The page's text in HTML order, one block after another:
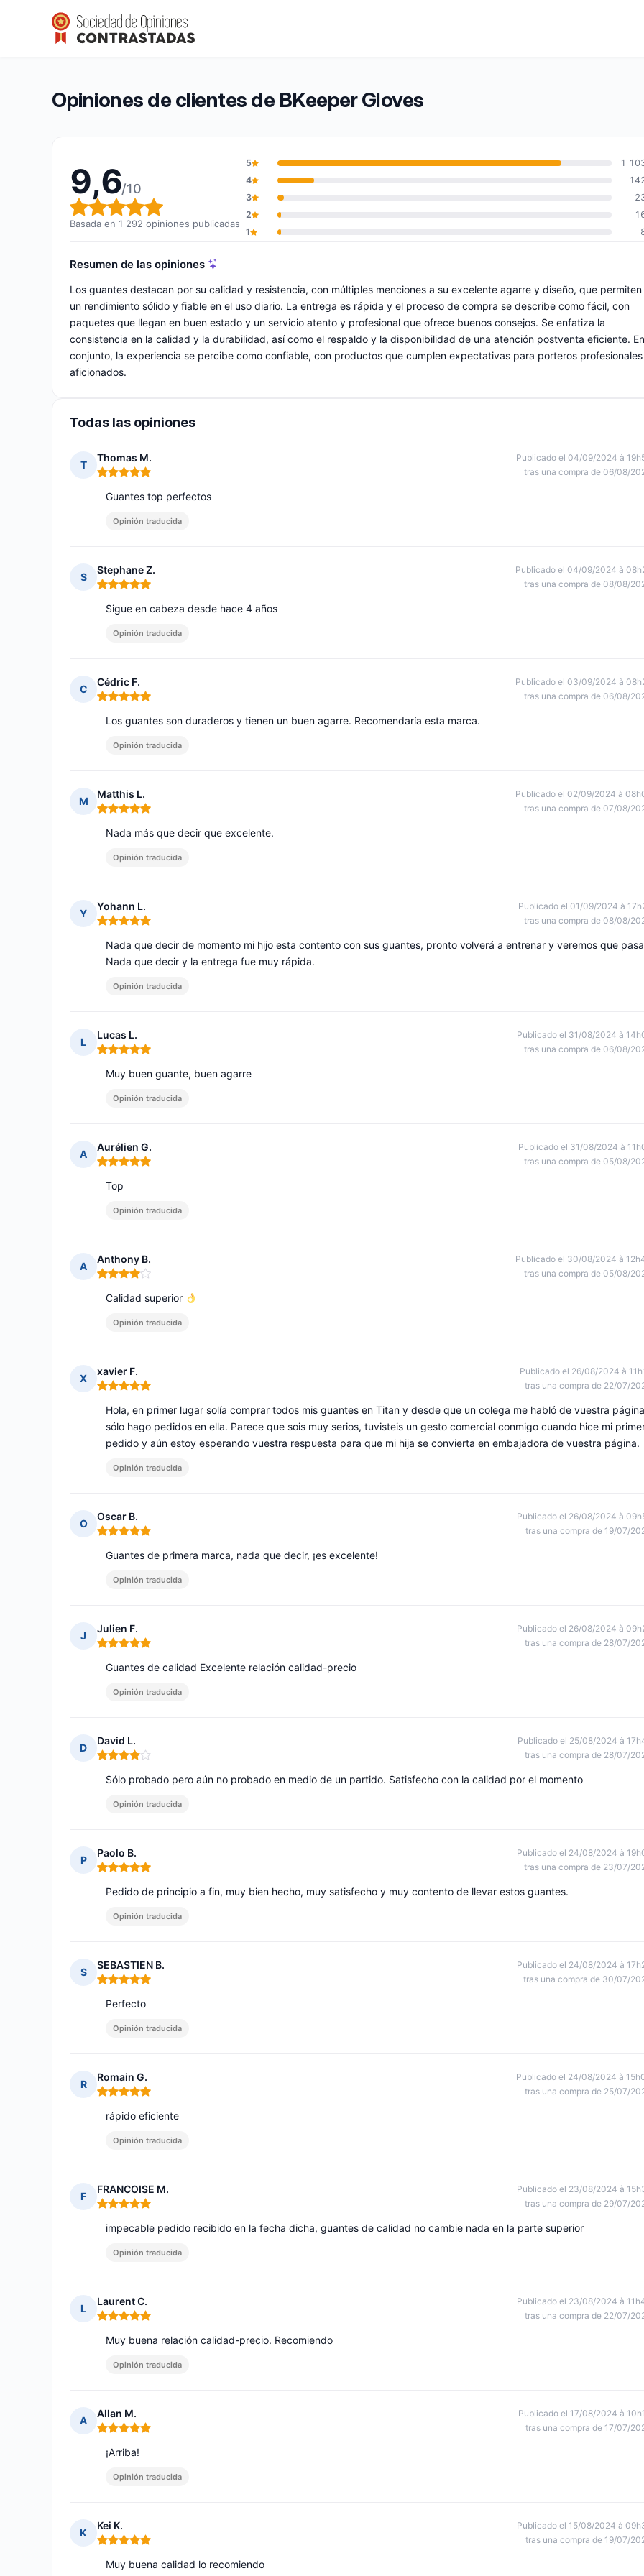
BKeeper Gloves
Calificación global: 9,6 de 10
9,6/10(1 292 opiniones)
Opiniones de clientes de BKeeper Gloves
9,6/10
Calificación global: 9,6 de 10
Basada en 1 292 opiniones publicadas
5
1
4
3
2
1
Resumen de las opiniones
Los guantes destacan por su calidad y resistencia, con múltiples menciones a su excelente agarre y diseño, que permiten
un rendimiento sólido y fiable en el uso diario. La entrega es rápida y el proceso de compra se describe como fácil, con
paquetes que llegan en buen estado y un servicio atento y profesional que ofrece buenos consejos. Se enfatiza la
consistencia en la calidad y la durabilidad, así como el respaldo y la disponibilidad de una atención postventa eficiente. En
conjunto, la experiencia se percibe como confiable, con productos que cumplen expectativas para porteros
aficionados.
Todas las opiniones
T
Thomas M.
Nota: 5 de 5
Publicado el 04/09/2024 à
tras una compra de 06/08/
Guantes top perfectos
Opinión traducida
S
Stephane Z.
Nota: 5 de 5
Publicado el 04/09/2024 à
tras una compra de 08/08/
Sigue en cabeza desde hace 4 años
Opinión traducida
C
Cédric F.
Nota: 5 de 5
Publicado el 03/09/2024 à
tras una compra de 06/08/
Los guantes son duraderos y tienen un buen agarre. Recomendaría esta marca.
Opinión traducida
M
Matthis L.
Nota: 5 de 5
Publicado el 02/09/2024 à
tras una compra de 07/08/
Nada más que decir que excelente.
Opinión traducida
Y
Yohann L.
Nota: 5 de 5
Publicado el 01/09/2024 à
tras una compra de 08/08/
Nada que decir de momento mi hijo esta contento con sus guantes, pronto volverá a entrenar y veremos que
Nada que decir y la entrega fue muy rápida.
Opinión traducida
L
Lucas L.
Nota: 5 de 5
Publicado el 31/08/2024 à
tras una compra de 06/08/
Muy buen guante, buen agarre
Opinión traducida
A
Aurélien G.
Nota: 5 de 5
Publicado el 31/08/2024 à
tras una compra de 05/08/
Top
Opinión traducida
A
Anthony B.
Nota: 4 de 5
Publicado el 30/08/2024 à
tras una compra de 05/08/
Calidad superior
Opinión traducida
X
xavier F.
Nota: 5 de 5
Publicado el 26/08/2024 à
tras una compra de 22/07/
Hola, en primer lugar solía comprar todos mis guantes en Titan y desde que un colega me habló de vuestra página
sólo hago pedidos en ella. Parece que sois muy serios, tuvisteis un gesto comercial conmigo cuando hice mi
pedido y aún estoy esperando vuestra respuesta para que mi hija se convierta en embajadora de vuestra página.
Opinión traducida
O
Oscar B.
Nota: 5 de 5
Publicado el 26/08/2024 à
tras una compra de 19/07/
Guantes de primera marca, nada que decir, ¡es excelente!
Opinión traducida
J
Julien F.
Nota: 5 de 5
Publicado el 26/08/2024 à
tras una compra de 28/07/
Guantes de calidad Excelente relación calidad-precio
Opinión traducida
D
David L.
Nota: 4 de 5
Publicado el 25/08/2024 à
tras una compra de 28/07/
Sólo probado pero aún no probado en medio de un partido. Satisfecho con la calidad por el momento
Opinión traducida
P
Paolo B.
Nota: 5 de 5
Publicado el 24/08/2024 à
tras una compra de 23/07/
Pedido de principio a fin, muy bien hecho, muy satisfecho y muy contento de llevar estos guantes.
Opinión traducida
S
SEBASTIEN B.
Nota: 5 de 5
Publicado el 24/08/2024 à
tras una compra de 30/07/
Perfecto
Opinión traducida
R
Romain G.
Nota: 5 de 5
Publicado el 24/08/2024 à
tras una compra de 25/07/
rápido eficiente
Opinión traducida
F
FRANCOISE M.
Nota: 5 de 5
Publicado el 23/08/2024 à
tras una compra de 29/07/
impecable pedido recibido en la fecha dicha, guantes de calidad no cambie nada en la parte superior
Opinión traducida
L
Laurent C.
Nota: 5 de 5
Publicado el 23/08/2024 à
tras una compra de 22/07/
Muy buena relación calidad-precio. Recomiendo
Opinión traducida
A
Allan M.
Nota: 5 de 5
Publicado el 17/08/2024 à
tras una compra de 17/07/
¡Arriba!
Opinión traducida
K
Kei K.
Nota: 5 de 5
Publicado el 15/08/2024 à
tras una compra de 19/07/
Muy buena calidad lo recomiendo